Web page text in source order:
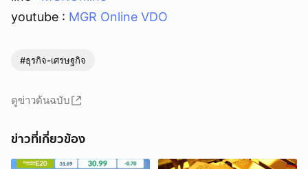
youtube : MGR Online VDO
#ธุรกิจ-เศรษฐกิจ
ดูข่าวต้นฉบับ
ข่าวที่เกี่ยวข้อง